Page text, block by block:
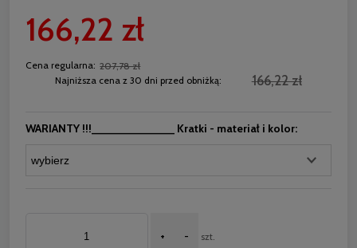
166,22 zł
Cena regularna: 207,78 zł
Najniższa cena z 30 dni przed obniżką:
166,22 zł
WARIANTY !!!_____________ Kratki - materiał i kolor:
+ - szt.